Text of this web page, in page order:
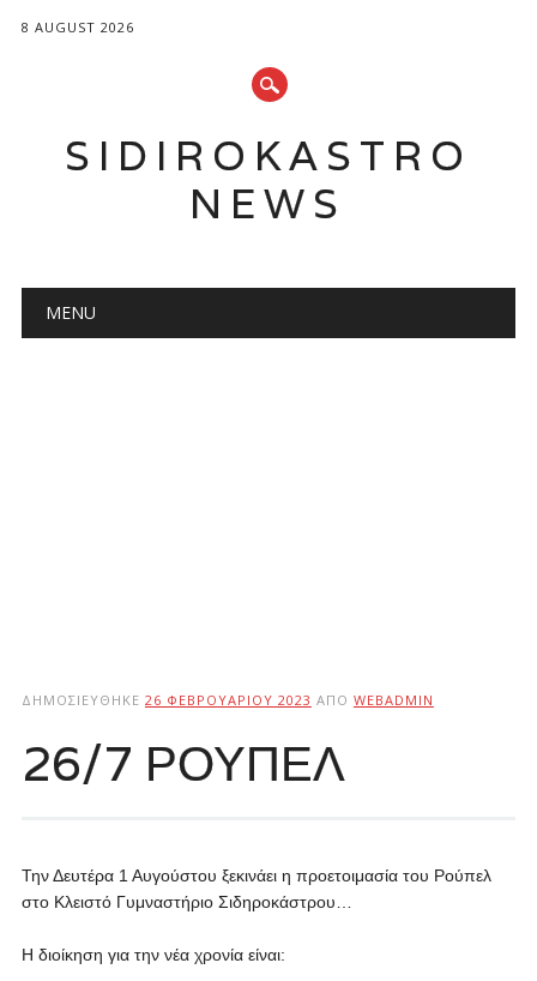
8 AUGUST 2026
SIDIROKASTRO
NEWS
Main menu
MENU
ΔΗΜΟΣΙΕΎΘΗΚΕ 26 ΦΕΒΡΟΥΑΡΊΟΥ 2023 ΑΠΌ WEBADMIN
26/7 ΡΟΥΠΕΛ
Την Δευτέρα 1 Αυγούστου ξεκινάει η προετοιμασία του Ρούπελ
στο Κλειστό Γυμναστήριο Σιδηροκάστρου…
Η διοίκηση για την νέα χρονία είναι: